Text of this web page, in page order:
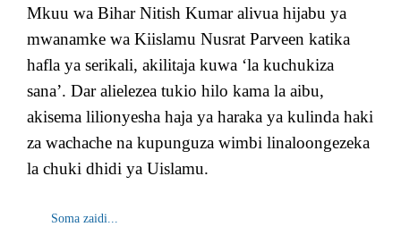
Mkuu wa Bihar Nitish Kumar alivua hijabu ya
mwanamke wa Kiislamu Nusrat Parveen katika
hafla ya serikali, akilitaja kuwa ‘la kuchukiza
sana’. Dar alielezea tukio hilo kama la aibu,
akisema lilionyesha haja ya haraka ya kulinda haki
za wachache na kupunguza wimbi linaloongezeka
la chuki dhidi ya Uislamu.
Soma zaidi...